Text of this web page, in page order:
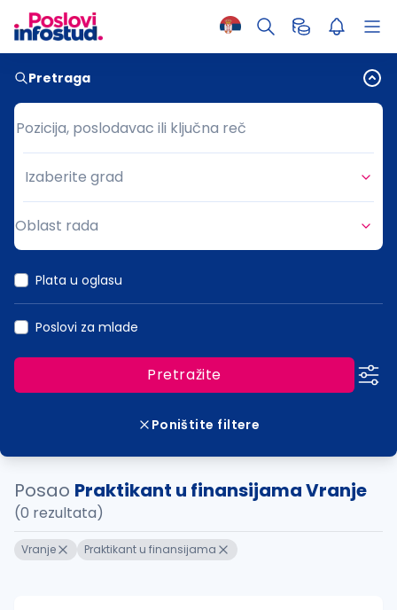
Pretraga
Pozicija, poslodavac ili ključna reč
Pozicija, poslodavac ili ključna reč
Grad
Izaberite grad
Oblast rada
Plata u oglasu
Poslovi za mlade
Pretražite
Poništite filtere
Posao Praktikant u finansijama Vranje
(0 rezultata)
Vranje Praktikant u finansijama